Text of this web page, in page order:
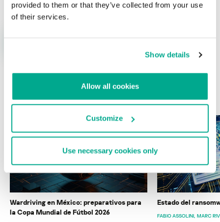
provided to them or that they’ve collected from your use
of their services.
Show details
Allow all cookies
Customize
Use necessary cookies only
ÚLTIMAS PUBLICACIONES
Wardriving en México: preparativos para
la Copa Mundial de Fútbol 2026
Estado del
FABIO ASSOLINI MARC